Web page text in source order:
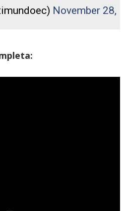
November 28,